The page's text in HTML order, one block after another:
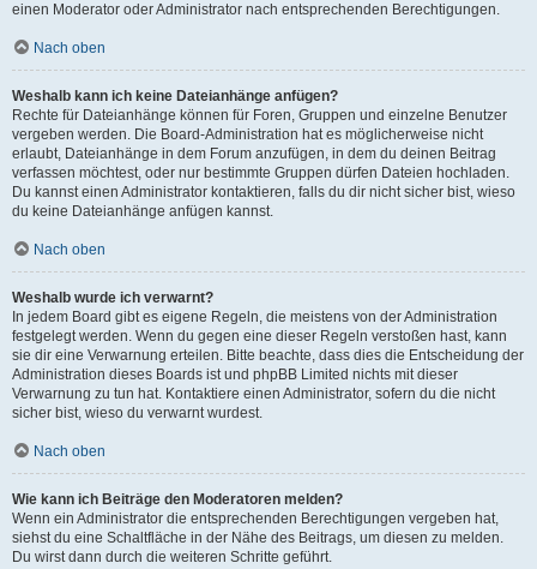
einen Moderator oder Administrator nach entsprechenden Berechtigungen.
Nach oben
Weshalb kann ich keine Dateianhänge anfügen?
Rechte für Dateianhänge können für Foren, Gruppen und einzelne Benutzer
vergeben werden. Die Board-Administration hat es möglicherweise nicht
erlaubt, Dateianhänge in dem Forum anzufügen, in dem du deinen Beitrag
verfassen möchtest, oder nur bestimmte Gruppen dürfen Dateien hochladen.
Du kannst einen Administrator kontaktieren, falls du dir nicht sicher bist, wieso
du keine Dateianhänge anfügen kannst.
Nach oben
Weshalb wurde ich verwarnt?
In jedem Board gibt es eigene Regeln, die meistens von der Administration
festgelegt werden. Wenn du gegen eine dieser Regeln verstoßen hast, kann
sie dir eine Verwarnung erteilen. Bitte beachte, dass dies die Entscheidung der
Administration dieses Boards ist und phpBB Limited nichts mit dieser
Verwarnung zu tun hat. Kontaktiere einen Administrator, sofern du die nicht
sicher bist, wieso du verwarnt wurdest.
Nach oben
Wie kann ich Beiträge den Moderatoren melden?
Wenn ein Administrator die entsprechenden Berechtigungen vergeben hat,
siehst du eine Schaltfläche in der Nähe des Beitrags, um diesen zu melden.
Du wirst dann durch die weiteren Schritte geführt.